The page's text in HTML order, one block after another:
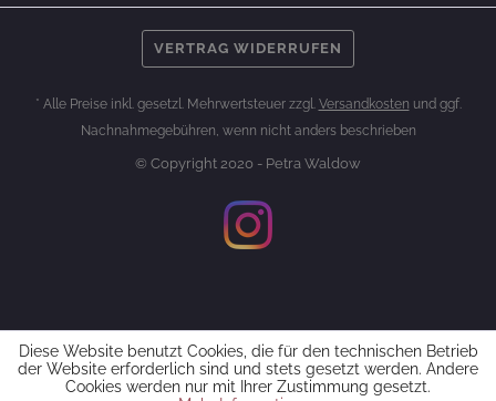
VERTRAG WIDERRUFEN
* Alle Preise inkl. gesetzl. Mehrwertsteuer zzgl. Versandkosten und ggf.
Nachnahmegebühren, wenn nicht anders beschrieben
© Copyright 2020 - Petra Waldow
Diese Website benutzt Cookies, die für den technischen Betrieb
der Website erforderlich sind und stets gesetzt werden. Andere
Cookies werden nur mit Ihrer Zustimmung gesetzt.